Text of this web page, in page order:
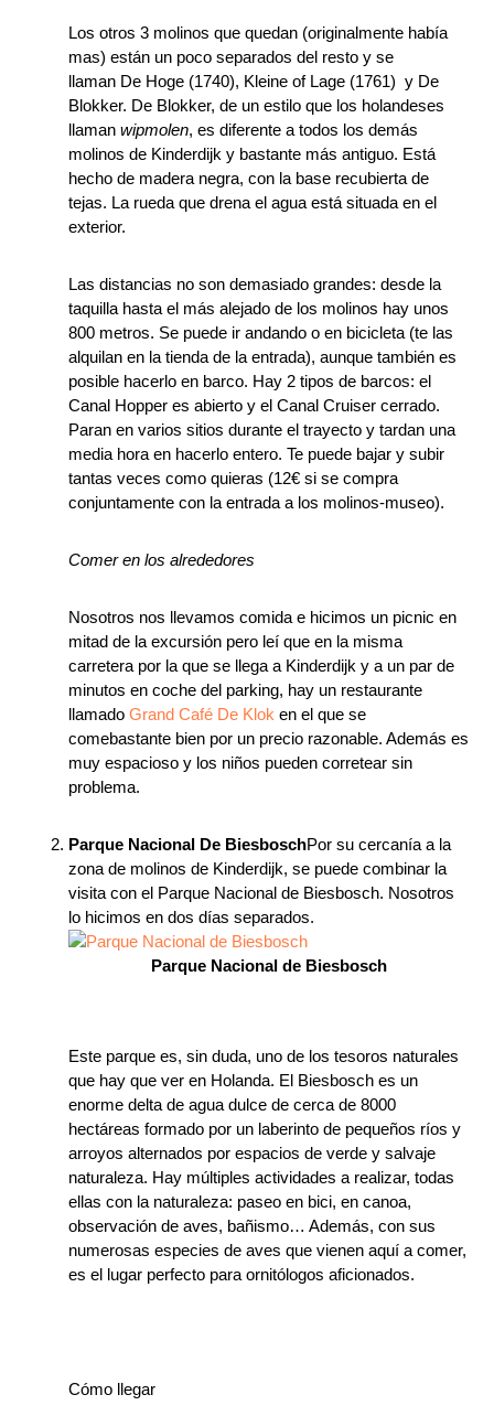
Los otros 3 molinos que quedan (originalmente había
mas) están un poco separados del resto y se
llaman De Hoge (1740), Kleine of Lage (1761) y De
Blokker. De Blokker, de un estilo que los holandeses
llamanwipmolen, es diferente a todos los demás
molinos de Kinderdijk y bastante más antiguo. Está
hecho de madera negra, con la base recubierta de
tejas. La rueda que drena el agua está situada en el
exterior.
Las distancias no son demasiado grandes: desde la
taquilla hasta el más alejado de los molinos hay unos
800 metros. Se puede ir andando o en bicicleta (te las
alquilan en la tienda de la entrada), aunque también es
posible hacerlo en barco. Hay 2 tipos de barcos: el
Canal Hopper es abierto y el Canal Cruiser cerrado.
Paran en varios sitios durante el trayecto y tardan una
media hora en hacerlo entero. Te puede bajar y subir
tantas veces como quieras (12€ si se compra
conjuntamente con la entrada a los molinos-museo).
Comer en los alrededores
Nosotros nos llevamos comida e hicimos un picnic en
mitad de la excursión pero leí que en la misma
carretera por la que se llega a Kinderdijk y a un par de
minutos en coche del parking, hay un restaurante
llamadoGrand Café De Klok en el que se
comebastante bien por un precio razonable. Además es
muy espacioso y los niños pueden corretear sin
problema.
Parque Nacional De BiesboschPor su cercanía a la
zona de molinos de Kinderdijk, se puede combinar la
visita con el Parque Nacional de Biesbosch. Nosotros
lo hicimos en dos días separados.
Parque Nacional de Biesbosch
Este parque es, sin duda, uno de los tesoros naturales
que hay que ver en Holanda. El Biesbosch es un
enorme delta de agua dulce de cerca de 8000
hectáreas formado por un laberinto de pequeños ríos y
arroyos alternados por espacios de verde y salvaje
naturaleza. Hay múltiples actividades a realizar, todas
ellas con la naturaleza: paseo en bici, en canoa,
observación de aves, bañismo… Además, con sus
numerosas especies de aves que vienen aquí a comer,
es el lugar perfecto para ornitólogos aficionados.
Cómo llegar